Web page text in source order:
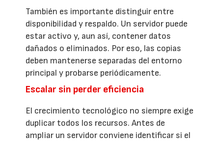
También es importante distinguir entre
disponibilidad y respaldo. Un servidor puede
estar activo y, aun así, contener datos
dañados o eliminados. Por eso, las copias
deben mantenerse separadas del entorno
principal y probarse periódicamente.
Escalar sin perder eficiencia
El crecimiento tecnológico no siempre exige
duplicar todos los recursos. Antes de
ampliar un servidor conviene identificar si el